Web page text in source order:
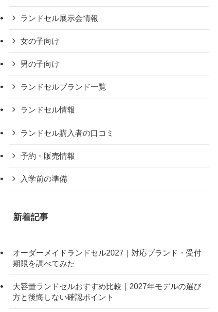
ランドセル展示会情報
女の子向け
男の子向け
ランドセルブランド一覧
ランドセル情報
ランドセル購入者の口コミ
予約・販売情報
入学前の準備
新着記事
オーダーメイドランドセル2027｜対応ブランド・受付
期限を調べてみた
大容量ランドセルおすすめ比較｜2027年モデルの選び
方と後悔しない確認ポイント